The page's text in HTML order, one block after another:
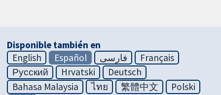
Disponible también en
English
Español فارسی
Français
Русский
Hrvatski
Deutsch
Bahasa Malaysia
ไทย 繁體中文
Polski